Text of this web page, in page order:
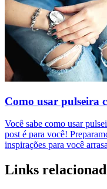
Como usar pulseira
Você sabe como usar
post é para você!
inspirações para você
Links